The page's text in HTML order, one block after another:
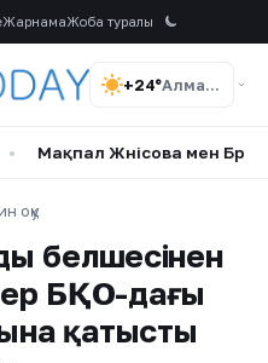
ЖарнамаЖоба туралы
+24° Алматы
мен Бүркіттің
оқу
белшесінен
БҚО-дағы
қатысты